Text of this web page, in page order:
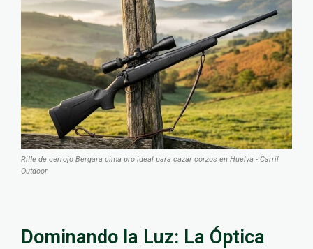
Rifle de cerrojo Bergara cima pro ideal para cazar corzos en Huelva - Carril
Outdoor
Dominando la Luz: La Óptica